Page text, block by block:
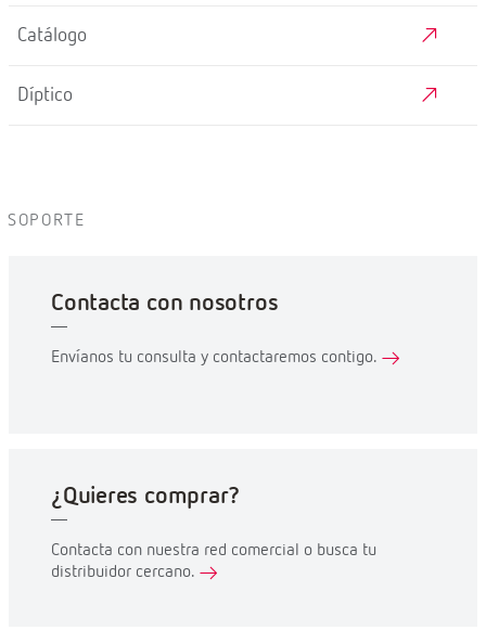
Catálogo
Díptico
SOPORTE
Contacta con nosotros
Envíanos tu consulta y contactaremos contigo.
¿Quieres comprar?
Contacta con nuestra red comercial o busca tu
distribuidor cercano.